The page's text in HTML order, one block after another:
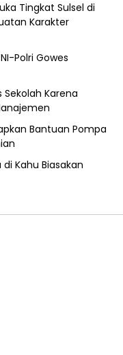
Tingkat Sulsel di
Karakter
Polri Gowes
Sekolah Karena
Bantuan Pompa
di Kahu Biasakan